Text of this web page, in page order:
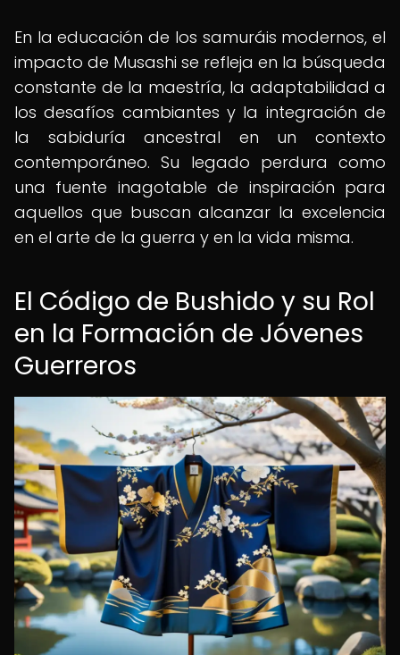
En la educación de los samuráis modernos, el
impacto de Musashi se refleja en la búsqueda
constante de la maestría, la adaptabilidad a
los desafíos cambiantes y la integración de
la sabiduría ancestral en un contexto
contemporáneo. Su legado perdura como
una fuente inagotable de inspiración para
aquellos que buscan alcanzar la excelencia
en el arte de la guerra y en la vida misma.
El Código de Bushido y su Rol
en la Formación de Jóvenes
Guerreros